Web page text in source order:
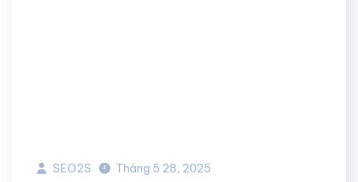
SEO2S Tháng 5 28, 2025